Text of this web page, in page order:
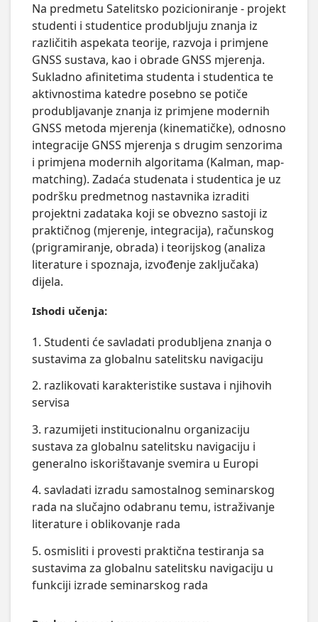
Na predmetu Satelitsko pozicioniranje - projekt
studenti i studentice produbljuju znanja iz
različitih aspekata teorije, razvoja i primjene
GNSS sustava, kao i obrade GNSS mjerenja.
Sukladno afinitetima studenta i studentica te
aktivnostima katedre posebno se potiče
produbljavanje znanja iz primjene modernih
GNSS metoda mjerenja (kinematičke), odnosno
integracije GNSS mjerenja s drugim senzorima
i primjena modernih algoritama (Kalman, map-
matching). Zadaća studenata i studentica je uz
podršku predmetnog nastavnika izraditi
projektni zadataka koji se obvezno sastoji iz
praktičnog (mjerenje, integracija), računskog
(prigramiranje, obrada) i teorijskog (analiza
literature i spoznaja, izvođenje zaključaka)
dijela.
Ishodi učenja:
1. Studenti će savladati produbljena znanja o
sustavima za globalnu satelitsku navigaciju
2. razlikovati karakteristike sustava i njihovih
servisa
3. razumijeti institucionalnu organizaciju
sustava za globalnu satelitsku navigaciju i
generalno iskorištavanje svemira u Europi
4. savladati izradu samostalnog seminarskog
rada na slučajno odabranu temu, istraživanje
literature i oblikovanje rada
5. osmisliti i provesti praktična testiranja sa
sustavima za globalnu satelitsku navigaciju u
funkciji izrade seminarskog rada